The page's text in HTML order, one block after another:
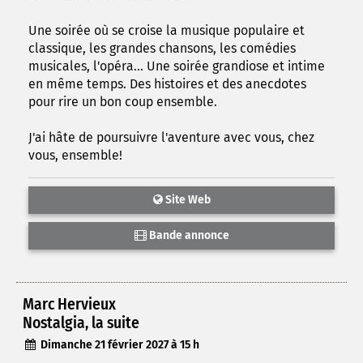
Une soirée où se croise la musique populaire et
classique, les grandes chansons, les comédies
musicales, l'opéra... Une soirée grandiose et intime
en même temps. Des histoires et des anecdotes
pour rire un bon coup ensemble.
J'ai hâte de poursuivre l'aventure avec vous, chez
vous, ensemble!
Site Web
Bande annonce
Marc Hervieux
Nostalgia, la suite
Dimanche 21 février 2027 à 15 h